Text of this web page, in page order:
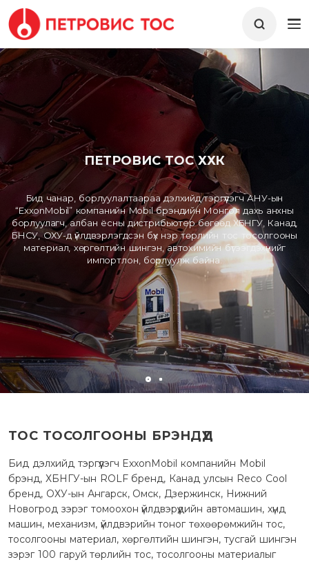
ПЕТРОВИС ТОС ХХК
Бид чанар, борлуулалтаараа дэлхийд тэргүүлэгч АНУ-ын
“ExxonMobil” компанийн Mobil брэндийн Монгол дахь анхны
борлуулагч, албан ёсны дистрибьютер бөгөөд ХБНГУ, Канад,
БНСУ, ОХУ-д үйлдвэрлэгдсэн бүх нэр төрлийн тос тосолгооны
материал, хөргөлтийн шингэн, автохимийн бүтээгдэхүүнийг
импортлон, борлуулж байна.
ТОС ТОСОЛГООНЫ БРЭНДҮҮД
Бид дэлхийд тэргүүлэгч ExxonMobil компанийн Mobil
брэнд, ХБНГУ-ын ROLF бренд, Канад улсын Reco Cool
бренд, ОХУ-ын Ангарск, Омск, Дзержинск, Нижний
Новогрод зэрэг томоохон үйлдвэрүүдийн автомашин, хүнд
машин, механизм, үйлдвэрийн тоног төхөөрөмжийн тос,
тосолгооны материал, хөргөлтийн шингэн, тусгай шингэн
зэрэг 100 гаруй төрлийн тос, тосолгооны материалыг